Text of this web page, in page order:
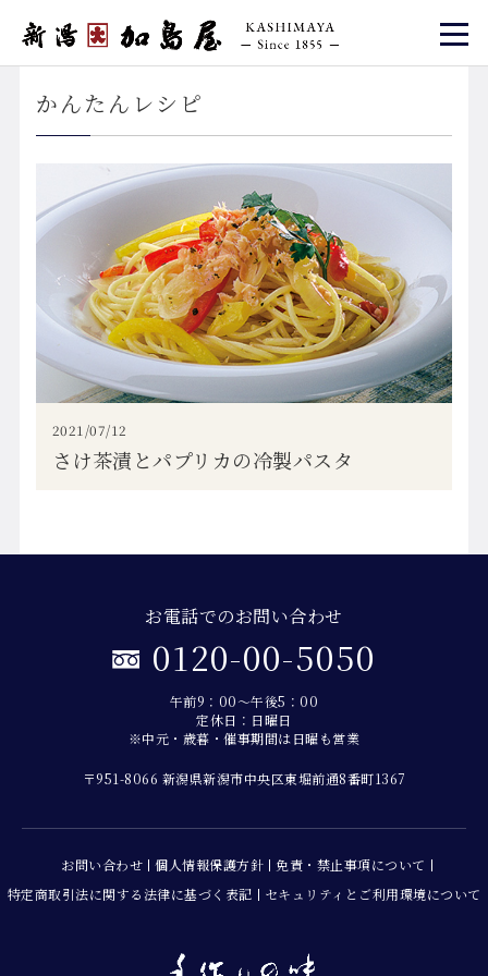
かんたんレシピ
2021/07/12
さけ茶漬とパプリカの冷製パスタ
お電話でのお問い合わせ
0120-00-5050
午前9：00～午後5：00
定休日：日曜日
※中元・歳暮・催事期間は日曜も営業
〒951-8066 新潟県新潟市中央区東堀前通8番町1367
お問い合わせ 個人情報保護方針
免責・禁止事項について
特定商取引法に関する法律に基づく表記
セキュリティとご利用環境について